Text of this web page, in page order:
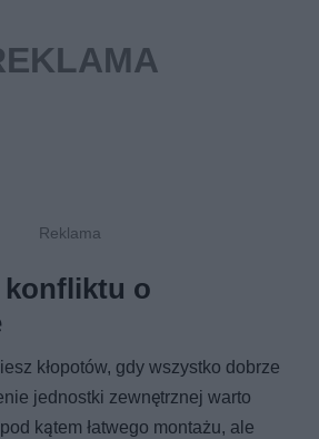
konfliktu o
kłopotów, gdy wszystko dobrze
jednostki zewnętrznej warto
kątem łatwego montażu, ale